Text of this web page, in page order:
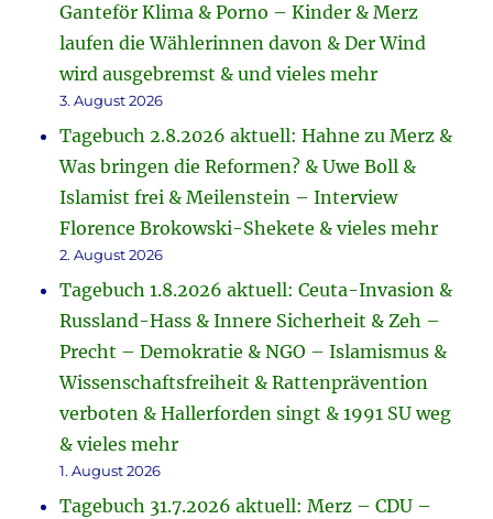
Ganteför Klima & Porno – Kinder & Merz
laufen die Wählerinnen davon & Der Wind
wird ausgebremst & und vieles mehr
3. August 2026
Tagebuch 2.8.2026 aktuell: Hahne zu Merz &
Was bringen die Reformen? & Uwe Boll &
Islamist frei & Meilenstein – Interview
Florence Brokowski-Shekete & vieles mehr
2. August 2026
Tagebuch 1.8.2026 aktuell: Ceuta-Invasion &
Russland-Hass & Innere Sicherheit & Zeh –
Precht – Demokratie & NGO – Islamismus &
Wissenschaftsfreiheit & Rattenprävention
verboten & Hallerforden singt & 1991 SU weg
& vieles mehr
1. August 2026
Tagebuch 31.7.2026 aktuell: Merz – CDU –